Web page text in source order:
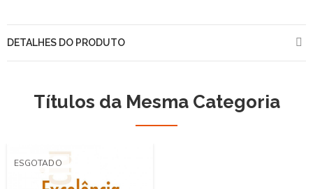
DETALHES DO PRODUTO
Títulos da Mesma Categoria
ESGOTADO